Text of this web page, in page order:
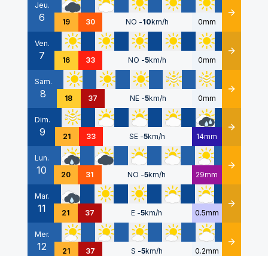
Jeu.
6 19 30 NO -10km/h 0mm Détails
Ven.
7 16 33 NO -5km/h 0mm Détails
Sam.
8 18 37 NE -5km/h 0mm Détails
Dim.
9 21 33 SE -5km/h 14mm Détails
Lun.
10 20 31 NO -5km/h 29mm Détails
Mar.
11 21 37 E -5km/h 0.5mm Détails
Mer.
12 21 37 S -5km/h 0.2mm Détails